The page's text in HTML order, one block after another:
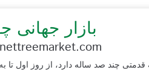
بازار جهانی
چند صد ساله دارد، از روز اول تا